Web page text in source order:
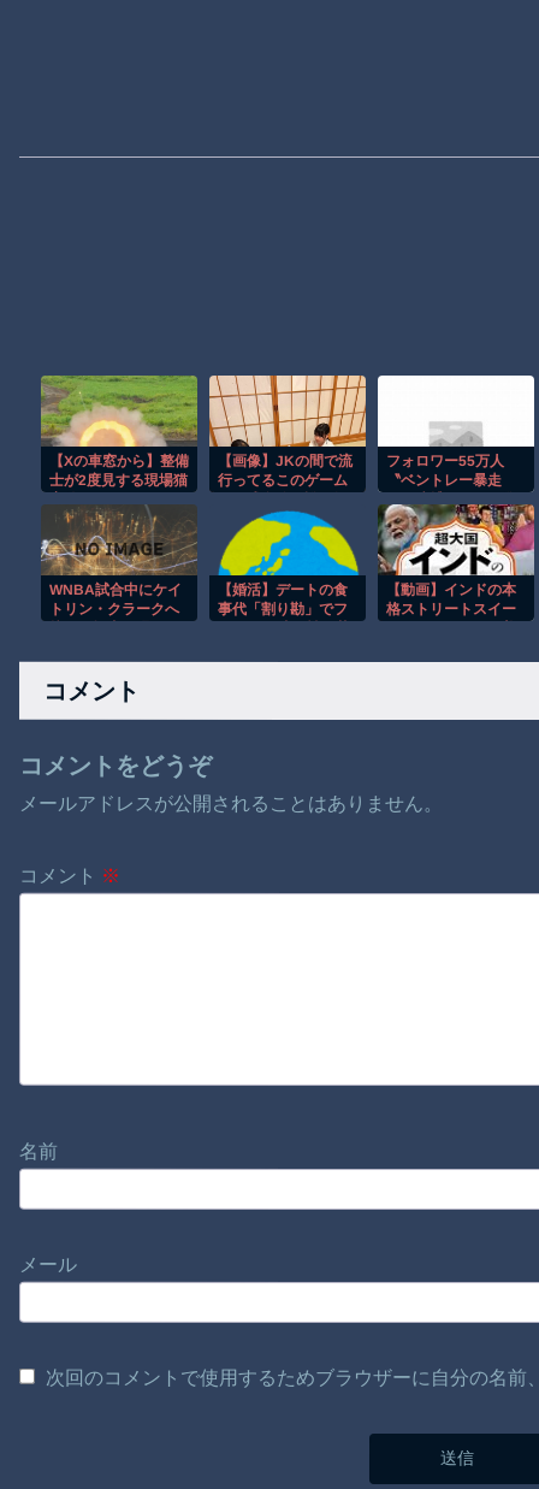
【Xの車窓から】整備
士が2度見する現場猫
【画像】JKの間で流
行ってるこのゲーム
らないｗｗｗｗ
フォロワー55万人
〝ベントレー暴走
りのセレブ生活 ふざ
けた供述に怒りの声
WNBA試合中にケイ
トリン・クラークへ
【婚活】デートの食
事代「割り勘」でフ
分で」が相手を冷め
【動画】インドの本
格ストリートスイー
コメント
コメントをどうぞ
メールアドレスが公開されることはありません。
コメント ※
名前
メール
次回のコメントで使用するためブラウザーに自分の名